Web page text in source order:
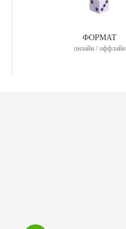
ФОРМАТ
онлайн / оффлайн